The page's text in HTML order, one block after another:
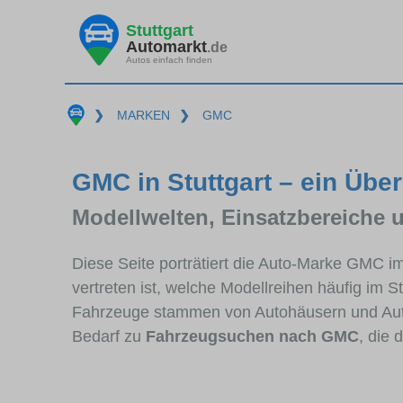
Stuttgart
Automarkt.de
Autos einfach finden
❯ MARKEN ❯ GMC
GMC in Stuttgart – ein
Modellwelten, Einsatzbereiche
Diese Seite porträtiert die Auto-Marke GMC
vertreten ist, welche Modellreihen häufig im
Fahrzeuge stammen von Autohäusern und
Bedarf zu Fahrzeugsuchen nach GMC, die